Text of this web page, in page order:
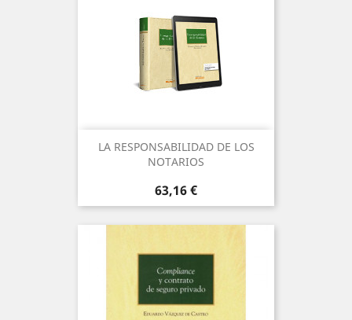
LA RESPONSABILIDAD DE LOS
NOTARIOS
Precio
63,16 €